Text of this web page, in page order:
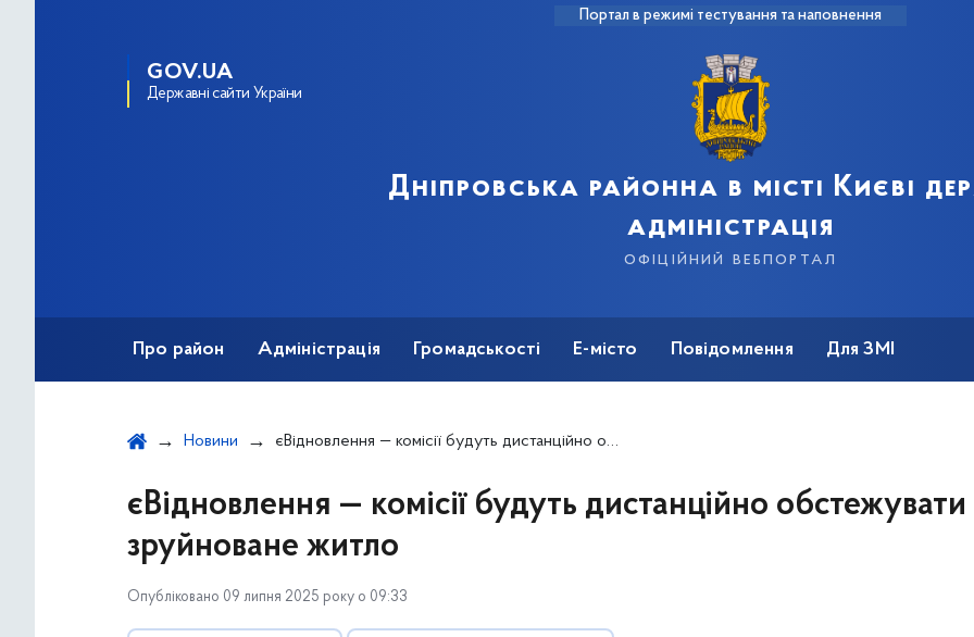
Портал в режимі тестування та наповнення
GOV.UA
Державні сайти України
Дніпровська районна в місті Києві
адміністрація
офіційний вебпортал
Про район Адміністрація Громадськості Е-місто Повідомлення Для ЗМІ
Новини єВідновлення — комісії будуть дистанційно обстежувати зруйноване житло
єВідновлення — комісії будуть дистанційно обстежувати
зруйноване житло
Опубліковано 09 липня 2025 року о 09:33